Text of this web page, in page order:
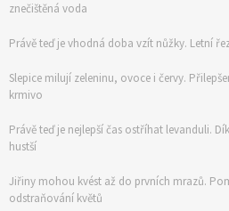
znečištěná voda
Právě teď je vhodná doba vzít nůžky. Letní
Slepice milují zeleninu, ovoce i červy.
krmivo
Právě teď je nejlepší čas ostříhat levanduli.
hustší
Jiřiny mohou kvést až do prvních mrazů.
odstraňování květů